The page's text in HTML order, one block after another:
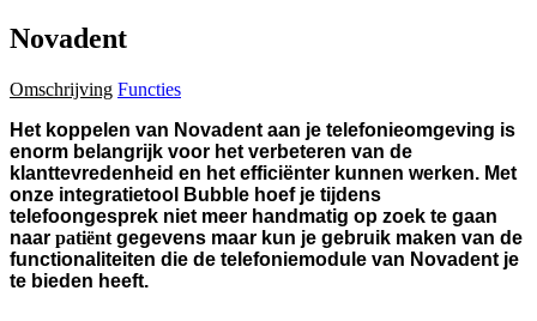
Novadent
Omschrijving Functies
Het koppelen van Novadent aan je telefonieomgeving is
enorm belangrijk voor het verbeteren van de
klanttevredenheid en het efficiënter kunnen werken. Met
onze integratietool Bubble hoef je tijdens
telefoongesprek niet meer handmatig op zoek te gaan
naar patiënt gegevens maar kun je gebruik maken van de
functionaliteiten die de telefoniemodule van Novadent je
te bieden heeft.